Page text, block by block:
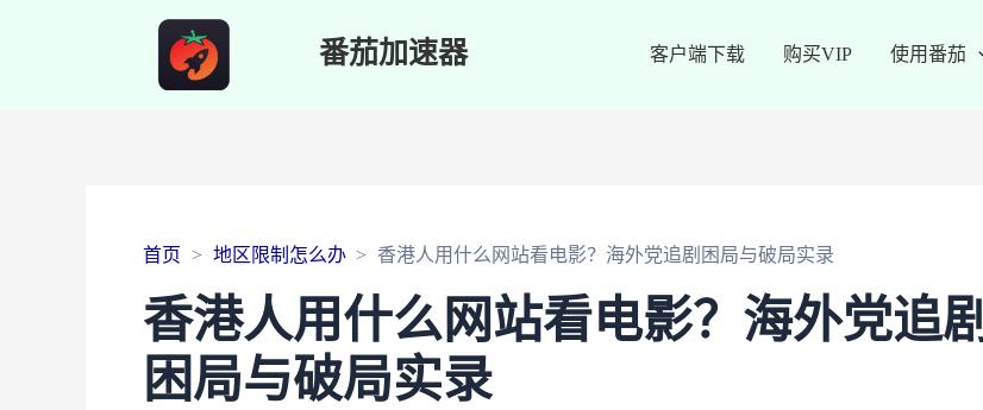
番茄加速器 客户端下载 购买VIP 使用番茄
首页 地区限制怎么办 香港人用什么网站看电影？海外党追剧困局与破局实录
香港人用什么网站看电影？海外党追剧
困局与破局实录